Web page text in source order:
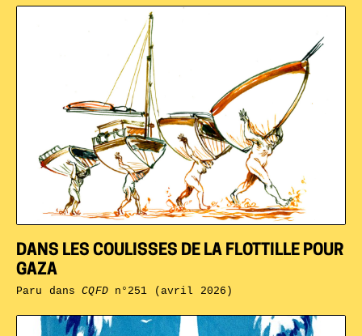
DANS LES COULISSES DE LA FLOTTILLE POUR
GAZA
Paru dansCQFDn°251 (avril 2026)